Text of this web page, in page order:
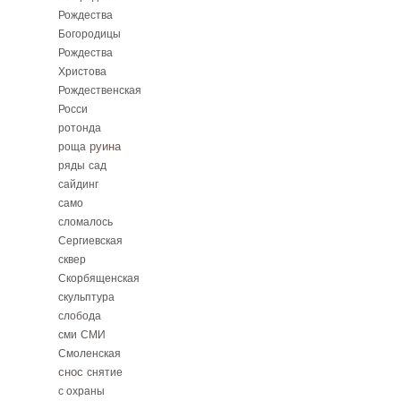
Рождества
Богородицы
Рождества
Христова
Рождественская
Росси
ротонда
роща руина
ряды сад
сайдинг
само
сломалось
Сергиевская
сквер
Скорбященская
скульптура
слобода
сми СМИ
Смоленская
снос снятие
с охраны